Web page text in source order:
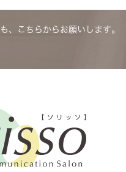
、こちらからお願いします。